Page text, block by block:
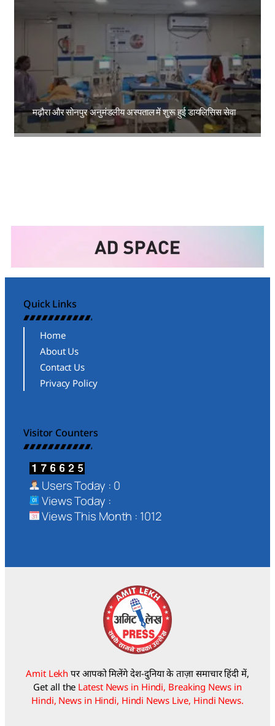
मढ़ौरा और सोनपुर अनुमंडलीय अस्पताल में शुरू हुई डायलिसिस सेवा
Amit Lekh
Quick Links
Home
About Us
Contact Us
Privacy Policy
Visitor Counters
Users Today : 0
Views Today :
Views This Month : 1012
Amit Lekh पर आपको मिलेंगे देश-दुनिया के ताज़ा समाचार हिंदी में,
Get all the Latest News in Hindi, Breaking News in
Hindi, News in Hindi, Hindi News Live, Hindi News.